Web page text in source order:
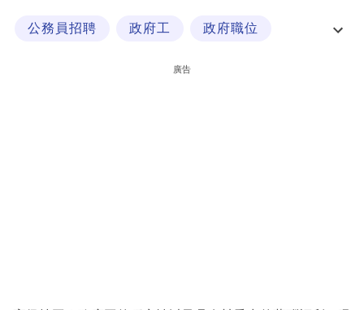
公務員招聘 政府工 政府職位
廣告